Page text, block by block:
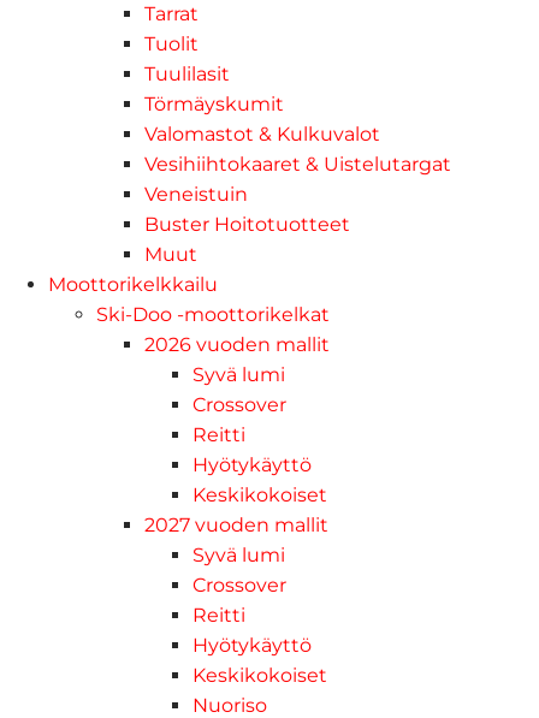
Tarrat
Tuolit
Tuulilasit
Törmäyskumit
Valomastot & Kulkuvalot
Vesihiihtokaaret & Uistelutargat
Veneistuin
Buster Hoitotuotteet
Muut
Moottorikelkkailu
Ski-Doo -moottorikelkat
2026 vuoden mallit
Syvä lumi
Crossover
Reitti
Hyötykäyttö
Keskikokoiset
2027 vuoden mallit
Syvä lumi
Crossover
Reitti
Hyötykäyttö
Keskikokoiset
Nuoriso